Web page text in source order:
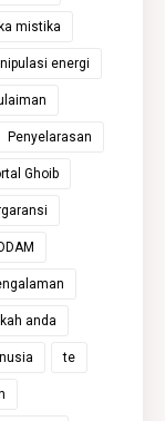
mistika
energi
Penyelarasan
Ghoib
anda
te